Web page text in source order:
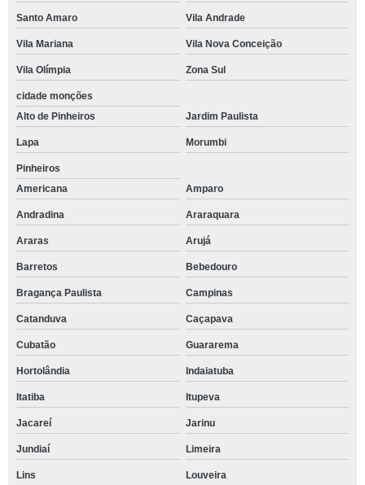
Santo Amaro Vila Andrade
Vila Mariana Vila Nova Conceição
Vila Olímpia Zona Sul
cidade monções
Alto de Pinheiros
Jardim Paulista
Lapa Morumbi
Pinheiros
Americana
Amparo
Andradina Araraquara
Araras Arujá
Barretos Bebedouro
Bragança Paulista Campinas
Catanduva Caçapava
Cubatão Guararema
Hortolândia Indaiatuba
Itatiba Itupeva
Jacareí Jarinu
Jundiaí Limeira
Lins Louveira